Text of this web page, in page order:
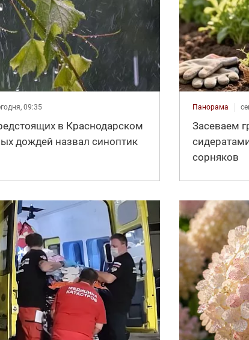
09:35
в Краснодарском
дождей назвал синоптик
Панорама
Засеваем
сорняков